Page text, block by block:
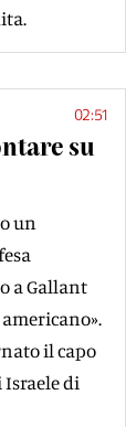
02:51
su
un
a Gallant
il capo
di